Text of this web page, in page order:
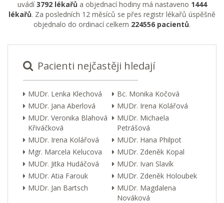
uvádí3792 lékařů a objednací hodiny má nastaveno 1444
lékařů. Za posledních 12 měsíců se přes registr lékařů úspěšně
objednalo do ordinací celkem 224556 pacientů.
Pacienti nejčastěji hledají
MUDr. Lenka Klechová
Bc. Monika Kočová
MUDr. Jana Aberlová
MUDr. Irena Kolářová
MUDr. Veronika Blahová
Křiváčková
MUDr. Michaela
Petrášová
MUDr. Irena Kolářová
MUDr. Hana Philpot
Mgr. Marcela Kelucova
MUDr. Zdeněk Kopal
MUDr. Jitka Hudáčová
MUDr. Ivan Slavík
MUDr. Atia Farouk
MUDr. Zdeněk Holoubek
MUDr. Jan Bartsch
MUDr. Magdalena
Nováková